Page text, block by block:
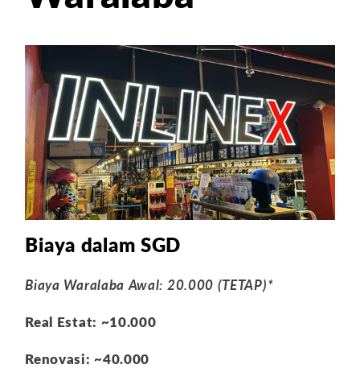
Biaya dalam SGD
Biaya Waralaba Awal: 20.000 (TETAP)*
Real Estat: ~10.000
Renovasi: ~40.000